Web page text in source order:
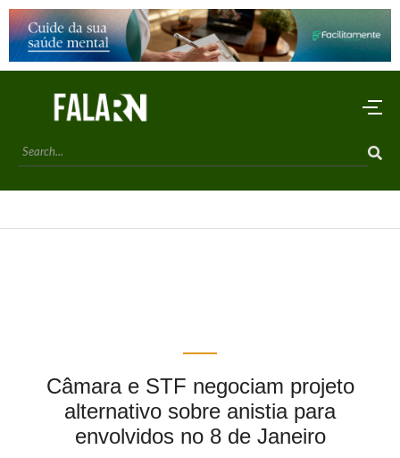
Câmara e STF negociam projeto
alternativo sobre anistia para
envolvidos no 8 de Janeiro